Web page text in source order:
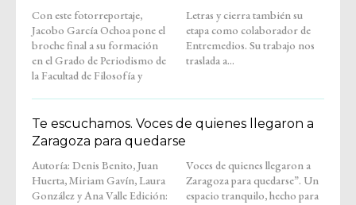
Con este fotorreportaje,
Jacobo García Ochoa pone el
broche final a su formación
en el Grado de Periodismo de
la Facultad de Filosofía y
Letras y cierra también su
etapa como colaborador de
Entremedios. Su trabajo nos
traslada a...
Te escuchamos. Voces de quienes llegaron a
Zaragoza para quedarse
Autoría: Denis Benito, Juan
Huerta, Miriam Gavín, Laura
González y Ana Valle Edición:
Voces de quienes llegaron a
Zaragoza para quedarse”. Un
espacio tranquilo, hecho para